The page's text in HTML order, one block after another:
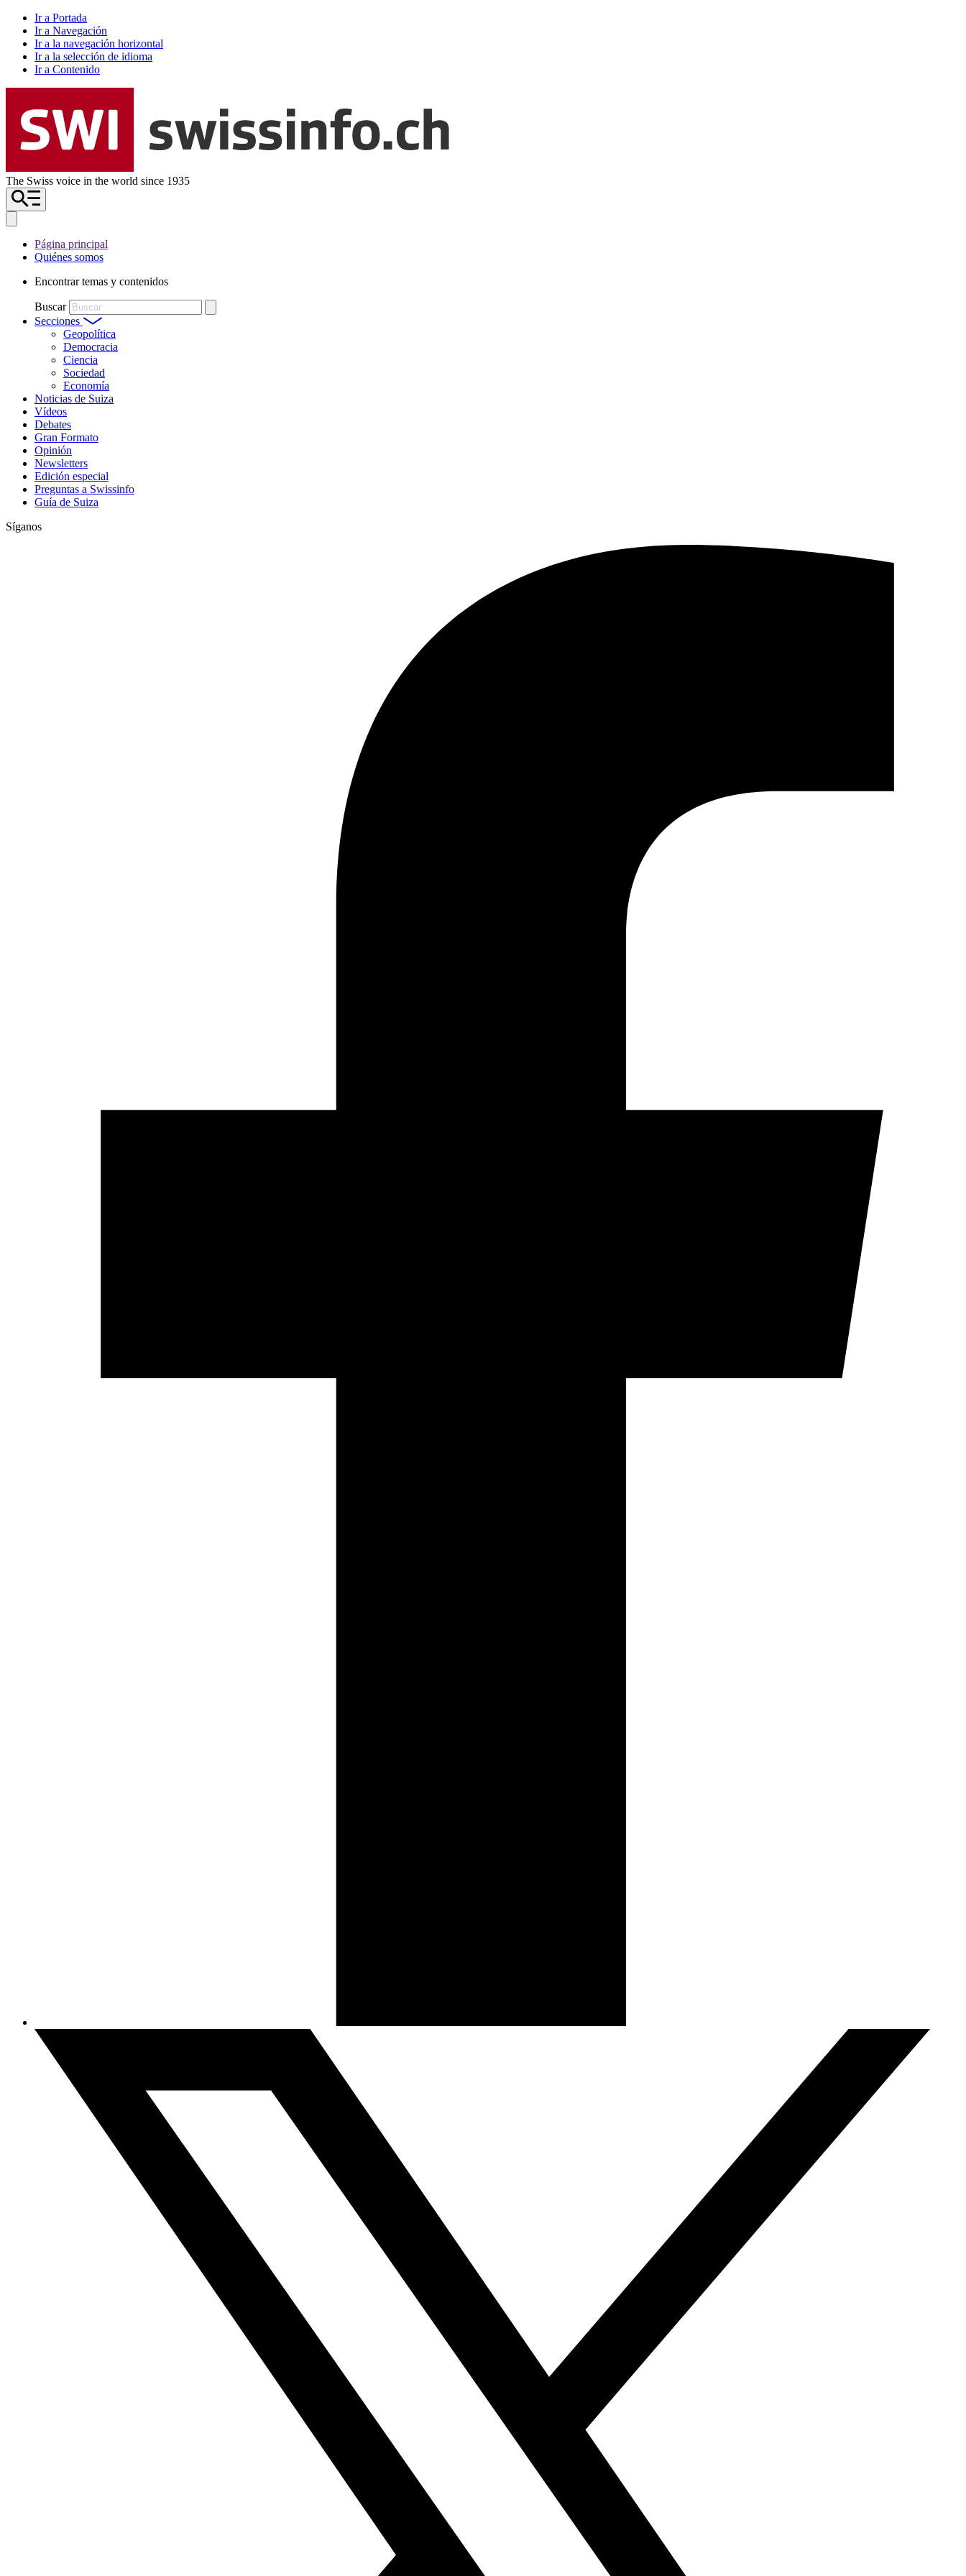
Ir a Portada
Ir a Navegación
Ir a la navegación horizontal
Ir a la selección de idioma
Ir a Contenido
The Swiss voice in the world since 1935
Página principal
Quiénes somos
Encontrar temas y contenidos
Buscar
Secciones
Geopolítica
Democracia
Ciencia
Sociedad
Economía
Noticias de Suiza
Vídeos
Debates
Gran Formato
Opinión
Newsletters
Edición especial
Preguntas a Swissinfo
Guía de Suiza
Síganos